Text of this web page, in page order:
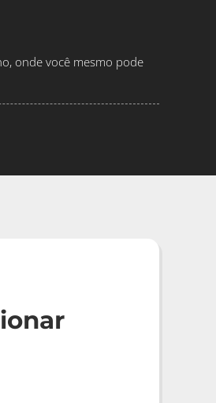
onde você mesmo pode